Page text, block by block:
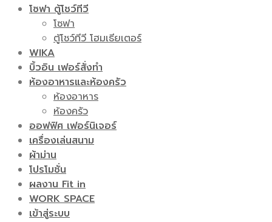
โซฟา ตู้โชว์ทีวี
โซฟา
ตู้โชว์ทีวี โฮมเธียเตอร์
WIKA
บิ้วอิน เฟอร์สั่งทำ
ห้องอาหารและห้องครัว
ห้องอาหาร
ห้องครัว
ออฟฟิศ เฟอร์นิเจอร์
เครื่องเล่นสนาม
ผ้าม่าน
โปรโมชั่น
ผลงาน Fit in
WORK SPACE
เข้าสู่ระบบ